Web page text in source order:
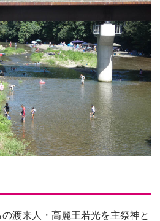
渡来人・高麗王若光を主祭神と